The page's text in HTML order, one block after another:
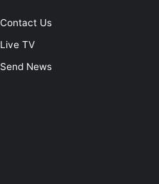
Contact Us
Live TV
Send News